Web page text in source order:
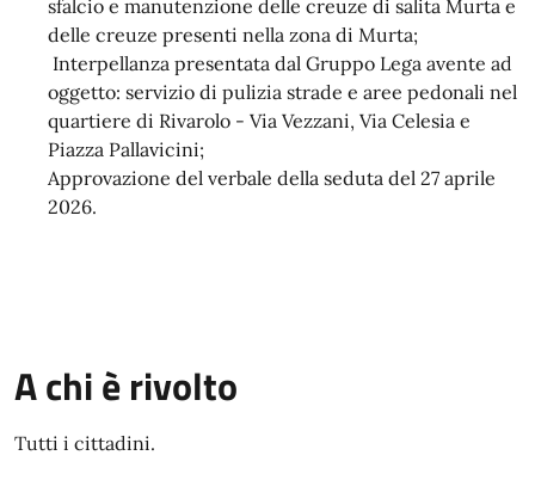
sfalcio e manutenzione delle creuze di salita Murta e
delle creuze presenti nella zona di Murta;
Interpellanza presentata dal Gruppo Lega avente ad
oggetto: servizio di pulizia strade e aree pedonali nel
quartiere di Rivarolo - Via Vezzani, Via Celesia e
Piazza Pallavicini;
Approvazione del verbale della seduta del 27 aprile
2026.
A chi è rivolto
Tutti i cittadini.